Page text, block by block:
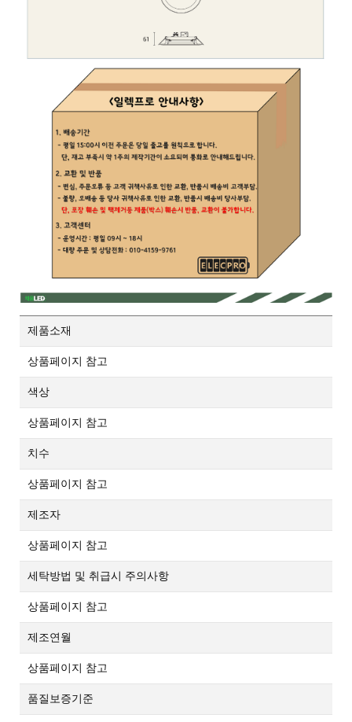
제품소재
상품페이지 참고
색상
상품페이지 참고
치수
상품페이지 참고
제조자
상품페이지 참고
세탁방법 및 취급시 주의사항
상품페이지 참고
제조연월
상품페이지 참고
품질보증기준